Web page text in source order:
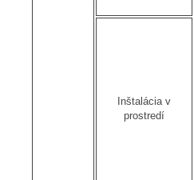
Inštalácia v
prostredí